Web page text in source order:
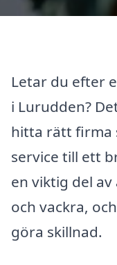
Letar du efter
i Lurudden?
hitta rätt firma
service till ett
en viktig del
och vackra,
göra skillnad.